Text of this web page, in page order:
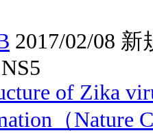
2017/02/08
of Zika
（Nature